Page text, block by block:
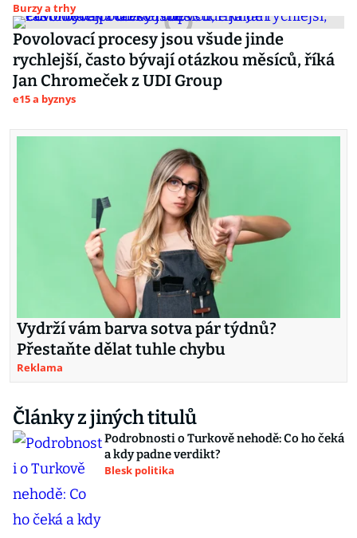
Burzy a trhy
Povolovací procesy jsou všude jinde
rychlejší, často bývají otázkou měsíců, říká
Jan Chromeček z UDI Group
e15 a byznys
Vydrží vám barva sotva pár týdnů?
Přestaňte dělat tuhle chybu
Reklama
Články z jiných titulů
Podrobnosti o Turkově nehodě: Co ho čeká
a kdy padne verdikt?
Blesk politika